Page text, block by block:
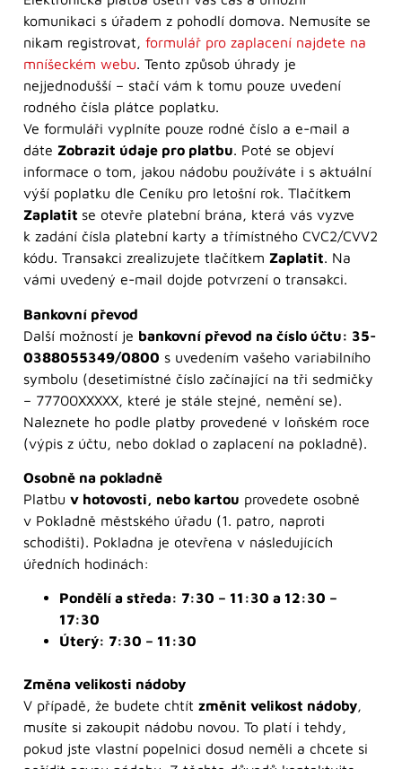
komunikaci s úřadem z pohodlí domova. Nemusíte se
nikam registrovat, formulář pro zaplacení najdete na
mníšeckém webu. Tento způsob úhrady je
nejjednodušší – stačí vám k tomu pouze uvedení
rodného čísla plátce poplatku.
Ve formuláři vyplníte pouze rodné číslo a e-mail a
dáte Zobrazit údaje pro platbu. Poté se objeví
informace o tom, jakou nádobu používáte i s aktuální
výší poplatku dle Ceníku pro letošní rok. Tlačítkem
Zaplatit se otevře platební brána, která vás vyzve
k zadání čísla platební karty a třímístného CVC2/CVV2
kódu. Transakci zrealizujete tlačítkem Zaplatit. Na
vámi uvedený e-mail dojde potvrzení o transakci.
Bankovní převod
Další možností je bankovní převod na číslo účtu: 35-
0388055349/0800 s uvedením vašeho variabilního
symbolu (desetimístné číslo začínající na tři sedmičky
– 77700XXXXX, které je stále stejné, nemění se).
Naleznete ho podle platby provedené v loňském roce
(výpis z účtu, nebo doklad o zaplacení na pokladně).
Osobně na pokladně
Platbu v hotovosti, nebo kartou provedete osobně
v Pokladně městského úřadu (1. patro, naproti
schodišti). Pokladna je otevřena v následujících
úředních hodinách:
Pondělí a středa: 7:30 – 11:30 a 12:30 –
17:30
Úterý: 7:30 – 11:30
Změna velikosti nádoby
V případě, že budete chtít změnit velikost nádoby,
musíte si zakoupit nádobu novou. To platí i tehdy,
pokud jste vlastní popelnici dosud neměli a chcete si